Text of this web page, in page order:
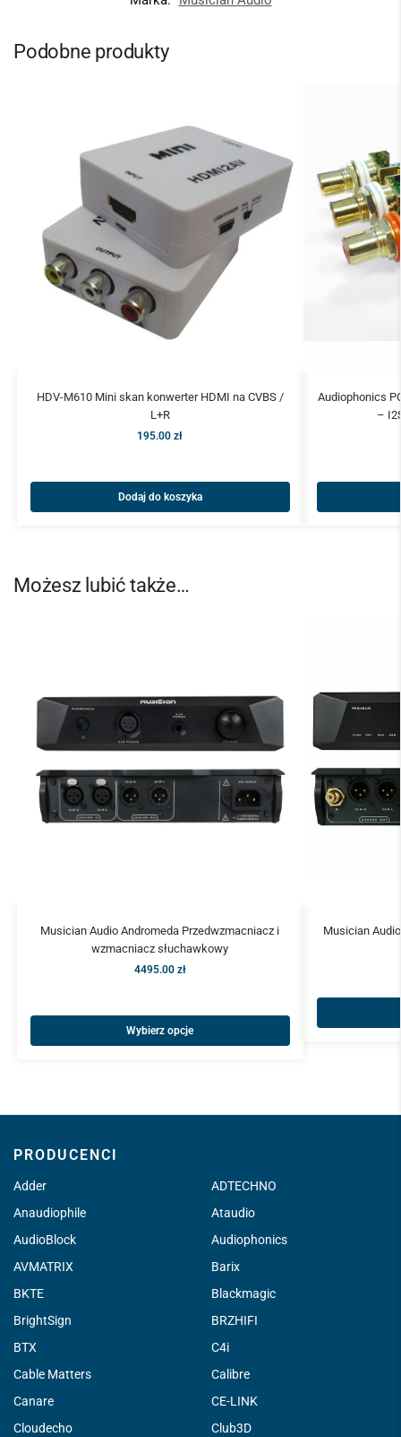
Podobne produkty
HDV-M610 Mini skan konwerter HDMI na CVBS /
L+R
195.00zł
Dodaj do koszyka
Audiophonics
–
Możesz lubić także…
Musician Audio Andromeda Przedwzmacniacz i
wzmacniacz słuchawkowy
4495.00 zł
Wybierz opcje
Musician
PRODUCENCI
Adder
ADTECHNO
Anaudiophile
Ataudio
AudioBlock
Audiophonics
AVMATRIX
Barix
BKTE
Blackmagic
BrightSign
BRZHIFI
BTX
C4i
Cable Matters
Calibre
Canare
CE-LINK
Cloudecho
Club3D